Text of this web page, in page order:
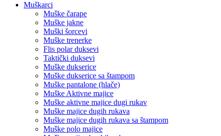
Muškarci
Muške čarape
Muške jakne
Muški šorcevi
Muške trenerke
Flis polar duksevi
Taktički duksevi
Muške dukserice
Muške dukserice sa štampom
Muške pantalone (hlače)
Muške Aktivne majice
Muške aktivne majice dugi rukav
Muške majice dugih rukava
Muške majice dugih rukava sa štampom
Muške polo majice